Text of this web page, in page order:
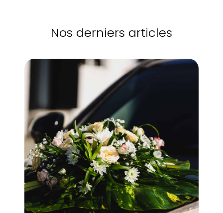
Nos derniers articles